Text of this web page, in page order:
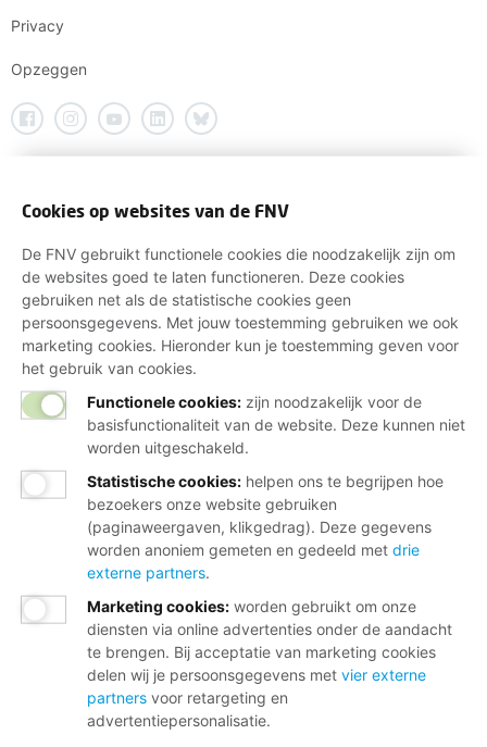
Privacy
Opzeggen
Cookies op websites van de FNV
De FNV gebruikt functionele cookies die noodzakelijk zijn om
de websites goed te laten functioneren. Deze cookies
gebruiken net als de statistische cookies geen
persoonsgegevens. Met jouw toestemming gebruiken we ook
marketing cookies. Hieronder kun je toestemming geven voor
het gebruik van cookies.
Functionele cookies: zijn noodzakelijk voor de
basisfunctionaliteit van de website. Deze kunnen niet
worden uitgeschakeld.
Statistische cookies: helpen ons te begrijpen hoe
bezoekers onze website gebruiken
(paginaweergaven, klikgedrag). Deze gegevens
worden anoniem gemeten en gedeeld met drie
externe partners.
Marketing cookies: worden gebruikt om onze
diensten via online advertenties onder de aandacht
te brengen. Bij acceptatie van marketing cookies
delen wij je persoonsgegevens met vier externe
partners voor retargeting en
advertentiepersonalisatie.